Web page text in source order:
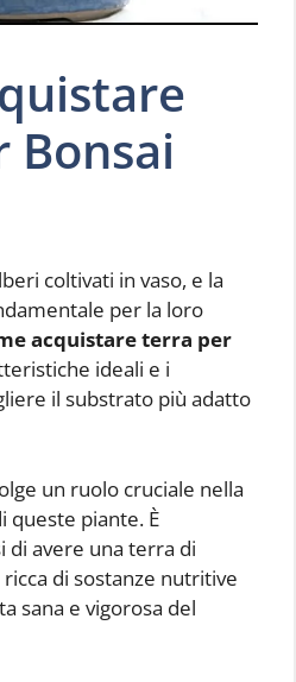
Bonsai
coltivati in vaso, e la
per la loro
acquistare terra per
ideali e i
il substrato più adatto
un ruolo cruciale nella
queste piante. È
di avere una terra di
di sostanze nutritive
sana e vigorosa del